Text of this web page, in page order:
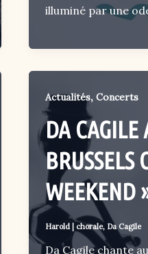
illuminé par une
Actualités, Concerts
DA CAGILE
BRUSSELS
WEEKEND
Harold | chorale, Da Cagile
Da Cagile chante